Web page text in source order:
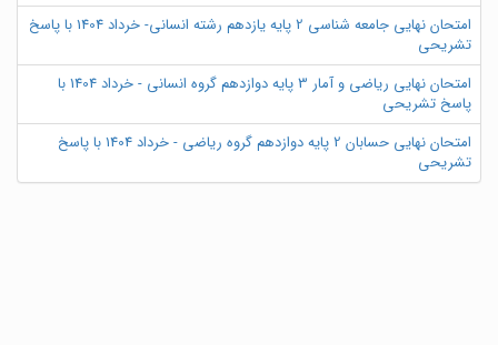
امتحان نهایی جامعه شناسی 2 پایه یازدهم رشته انسانی- خرداد 1404 با پاسخ
تشریحی
امتحان نهایی ریاضی و آمار 3 پایه دوازدهم گروه انسانی - خرداد 1404 با
پاسخ تشریحی
امتحان نهایی حسابان 2 پایه دوازدهم گروه ریاضی - خرداد 1404 با پاسخ
تشریحی